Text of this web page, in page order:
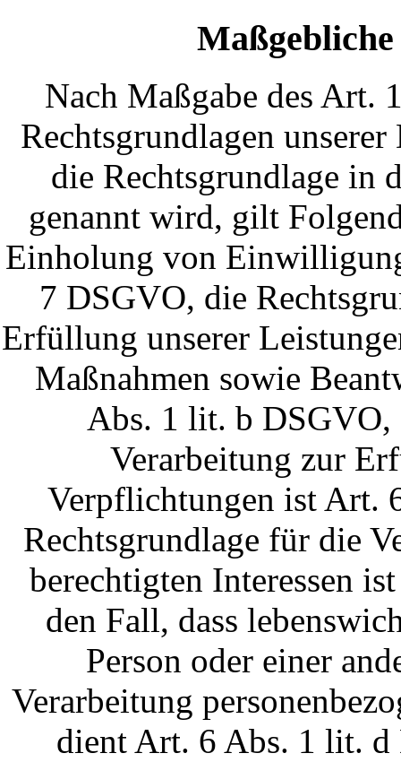
Nach Maßgabe des Art.
Rechtsgrundlagen
die Rechtsgrundlage in
genannt wird, gilt
Einholung von
7 DSGVO, die
Erfüllung unserer
Maßnahmen sowie
Abs. 1 lit. b DSGVO,
Verarbeitung zur
Verpflichtungen ist Art.
Rechtsgrundlage für die
berechtigten Interessen
den Fall, dass
Person oder einer
Verarbeitung
dient Art. 6 Abs. 1 lit. d